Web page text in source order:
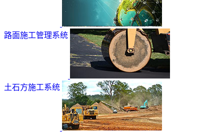
路面施工管理系统
土石方施工系统